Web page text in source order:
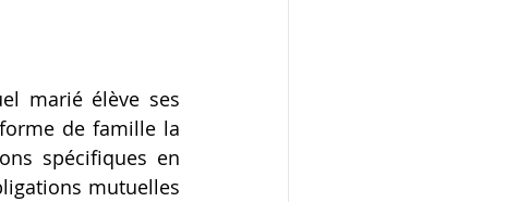
marié élève ses
de famille la
spécifiques en
mutuelles